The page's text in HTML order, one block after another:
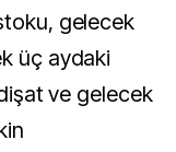
gelecek
üç aydaki
ve gelecek